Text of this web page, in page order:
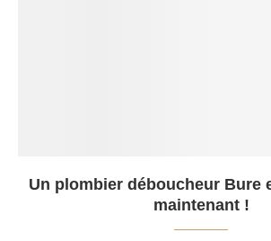
Un plombier déboucheur Bure
maintenant !